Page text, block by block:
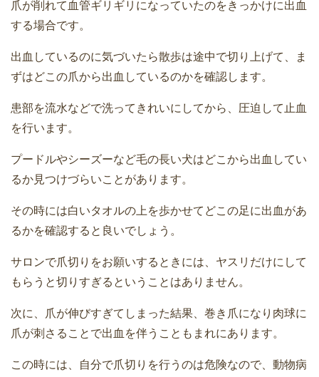
爪が削れて血管ギリギリになっていたのをきっかけに出血
する場合です。
出血しているのに気づいたら散歩は途中で切り上げて、ま
ずはどこの爪から出血しているのかを確認します。
患部を流水などで洗ってきれいにしてから、圧迫して止血
を行います。
プードルやシーズーなど毛の長い犬はどこから出血してい
るか見つけづらいことがあります。
その時には白いタオルの上を歩かせてどこの足に出血があ
るかを確認すると良いでしょう。
サロンで爪切りをお願いするときには、ヤスリだけにして
もらうと切りすぎるということはありません。
次に、爪が伸びすぎてしまった結果、巻き爪になり肉球に
爪が刺さることで出血を伴うこともまれにあります。
この時には、自分で爪切りを行うのは危険なので、動物病